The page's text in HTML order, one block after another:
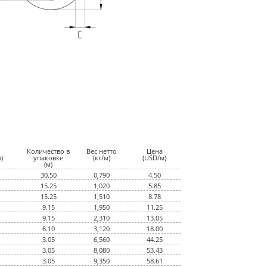
Количество в
упаковке
(м)
Вес нетто
(кг/м)
Цена
(USD/м)
30.50 0,790
4.50
15.25 1,020
5.85
15.25 1,510
8.78
9.15 1,950
11.25
9.15 2,310
13.05
6.10 3,120
18.00
3.05 6,560
44.25
3.05 8,080
53.43
3.05 9,350
58.61